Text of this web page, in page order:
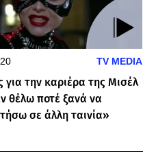
TV MEDIA
για την καριέρα της Μισέλ
θέλω ποτέ ξανά να
σε άλλη ταινία»